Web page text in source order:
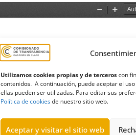
Utilizamos cookies propias y de terceroscon
contenidos. A continuación, puede aceptar el
ellas pueden ser utilizadas. Para editar sus
Política de cookiesde nuestro sitio web.
Aceptar y visitar el sitio web